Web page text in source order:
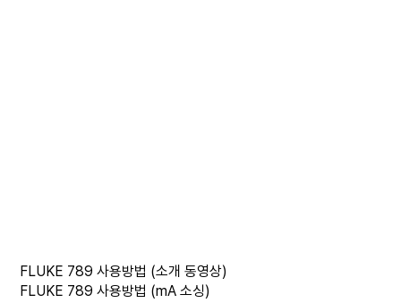
FLUKE 789 사용방법 (소개 동영상)
FLUKE 789 사용방법 (mA 소싱)